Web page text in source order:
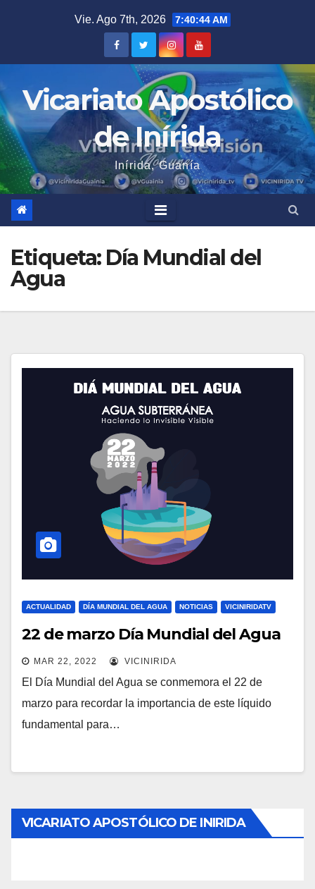
Vie. Ago 7th, 2026 7:40:45 AM
Vicariato Apostólico
de Inírida
Inírida, Guanía
Etiqueta: Día Mundial del
Agua
ACTUALIDAD DÍA MUNDIAL DEL AGUA NOTICIAS VICINIRIDATV
22 de marzo Día Mundial del Agua
MAR 22, 2022 VICINIRIDA
El Día Mundial del Agua se conmemora el 22 de
marzo para recordar la importancia de este líquido
fundamental para…
VICARIATO APOSTÓLICO DE INIRIDA